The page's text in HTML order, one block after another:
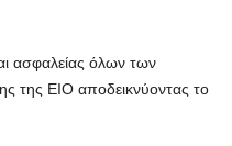
ασφαλείας όλων των
της ΕΙΟ αποδεικνύοντας το